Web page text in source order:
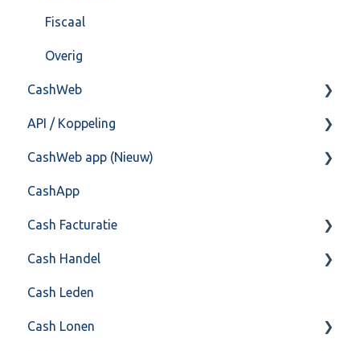
Postbus
Training & Consultancy
Overig
Fiscaal
Overig
CashWeb
CashHero Layout
Mailen vanuit CASHWeb
Algemeen gebruik
API / Koppeling
Algemeen
Api 3.0 (SOAP API)
API 4.0 (REST API)
CashWeb app (Nieuw)
Veel gestelde vragen
CashApp
Cash Facturatie
Factureren
Instellingen
Algemeen
Cash Handel
Inkoop
Verkoop
Cash Leden
Cash Lonen